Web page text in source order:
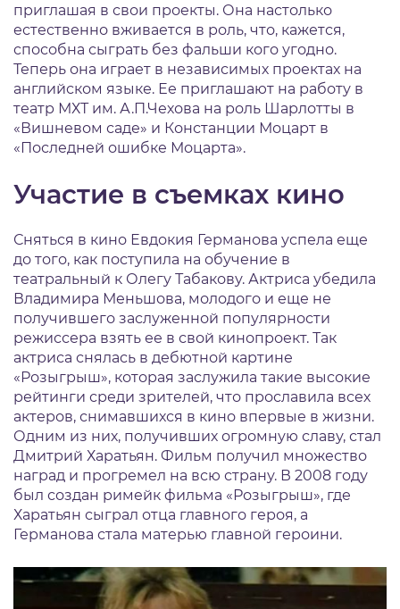
приглашая в свои проекты. Она настолько
естественно вживается в роль, что, кажется,
способна сыграть без фальши кого угодно.
Теперь она играет в независимых проектах на
английском языке. Ее приглашают на работу в
театр МХТ им. А.П.Чехова на роль Шарлотты в
«Вишневом саде» и Констанции Моцарт в
«Последней ошибке Моцарта».
Участие в съемках кино
Сняться в кино Евдокия Германова успела еще
до того, как поступила на обучение в
театральный к Олегу Табакову. Актриса убедила
Владимира Меньшова, молодого и еще не
получившего заслуженной популярности
режиссера взять ее в свой кинопроект. Так
актриса снялась в дебютной картине
«Розыгрыш», которая заслужила такие высокие
рейтинги среди зрителей, что прославила всех
актеров, снимавшихся в кино впервые в жизни.
Одним из них, получивших огромную славу, стал
Дмитрий Харатьян. Фильм получил множество
наград и прогремел на всю страну. В 2008 году
был создан римейк фильма «Розыгрыш», где
Харатьян сыграл отца главного героя, а
Германова стала матерью главной героини.